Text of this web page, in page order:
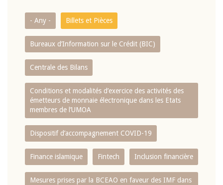
- Any - Billets et Pièces
Bureaux d’Information sur le Crédit (BIC)
Centrale des Bilans
Conditions et modalités d’exercice des activités des
émetteurs de monnaie électronique dans les Etats
membres de l’UMOA
Dispositif d’accompagnement COVID-19
Finance islamique Fintech Inclusion financière
Mesures prises par la BCEAO en faveur des IMF dans